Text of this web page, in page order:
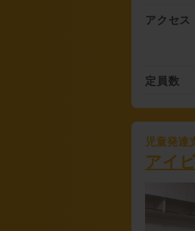
アクセス
定員数
児童発達
アイ